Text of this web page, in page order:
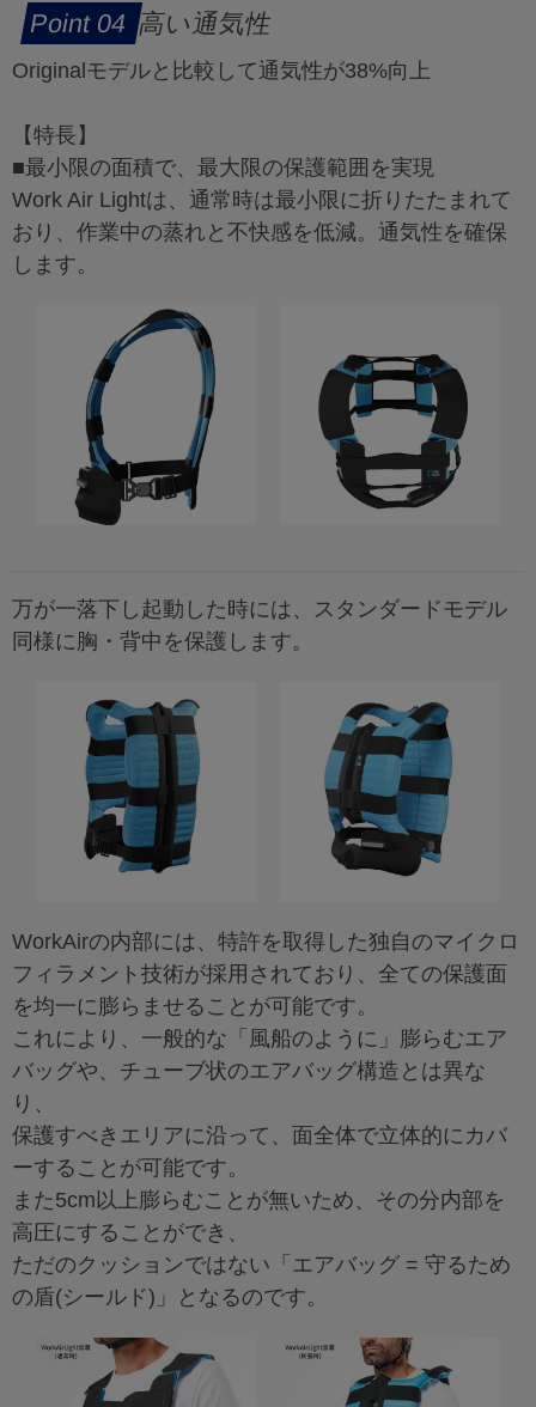
高い通気性
Originalモデルと比較して通気性が38%向上
【特長】
■最小限の面積で、最大限の保護範囲を実現
Work Air Lightは、通常時は最小限に折りたたまれて
おり、作業中の蒸れと不快感を低減。通気性を確保
します。
万が一落下し起動した時には、スタンダードモデル
同様に胸・背中を保護します。
WorkAirの内部には、特許を取得した独自のマイクロ
フィラメント技術が採用されており、全ての保護面
を均一に膨らませることが可能です。
これにより、一般的な「風船のように」膨らむエア
バッグや、チューブ状のエアバッグ構造とは異な
り、
保護すべきエリアに沿って、面全体で立体的にカバ
ーすることが可能です。
また5cm以上膨らむことが無いため、その分内部を
高圧にすることができ、
ただのクッションではない「エアバッグ = 守るため
の盾(シールド)」となるのです。